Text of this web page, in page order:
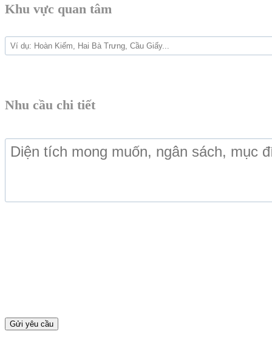
Khu vực quan tâm
Nhu cầu chi tiết
Gửi yêu cầu